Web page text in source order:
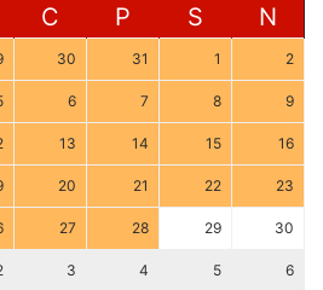
C P S N
30 31 1 2
6 7 8 9
13 14 15 16
20 21 22 23
27 28 29 30
3 4 5 6